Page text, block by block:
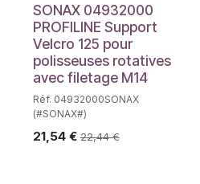
SONAX 04932000
PROFILINE Support
Velcro 125 pour
polisseuses rotatives
avec filetage M14
Réf. 04932000SONAX
(#SONAX#)
21,54€ 22,44€